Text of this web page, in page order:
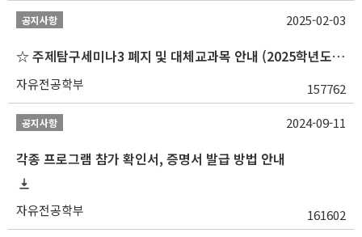
공지사항
☆ 주제탐구세미나3 폐지 및 대체교과목 안내 (2025학년도 1학기부터)
자유전공학부 157762
2025-02-03
공지사항
각종 프로그램 참가 확인서, 증명서 발급 방법 안내
자유전공학부 161602
2024-09-11